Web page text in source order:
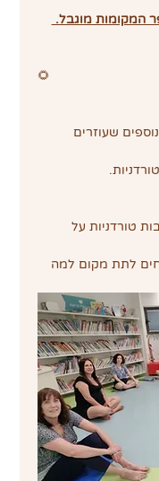
המקומות מוגבל.
🌻
שעוזרים
טורדניות על
לתת מקום למה